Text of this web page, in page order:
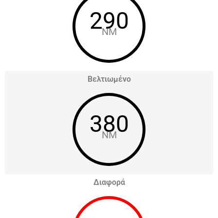
290
NM
Βελτιωμένο
380
NM
Διαφορά